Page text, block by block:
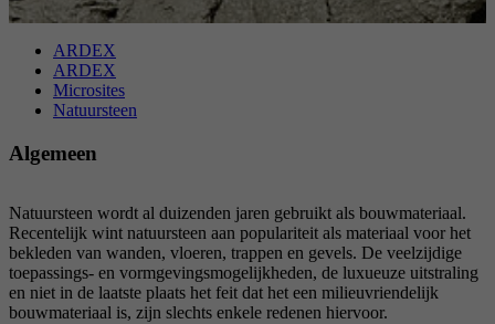
ARDEX
ARDEX
Microsites
Natuursteen
Algemeen
Natuursteen wordt al duizenden jaren gebruikt als bouwmateriaal.
Recentelijk wint natuursteen aan populariteit als materiaal voor het
bekleden van wanden, vloeren, trappen en gevels. De veelzijdige
toepassings- en vormgevingsmogelijkheden, de luxueuze uitstraling
en niet in de laatste plaats het feit dat het een milieuvriendelijk
bouwmateriaal is, zijn slechts enkele redenen hiervoor.
Naam
Aanbieder
Looptijd 30 minuten
Doel
Dient als licentie om een lettertype van
myfonts.net te gebruiken.
Naam
Aanbieder
Doel
scripts en gebeurtenissen.